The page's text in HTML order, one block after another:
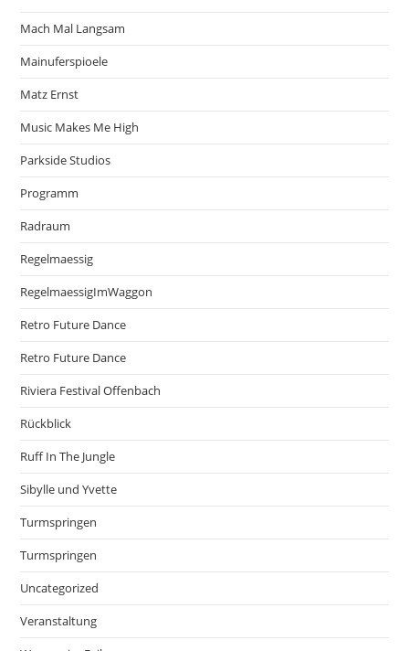
Mach Mal Langsam
Mainuferspioele
Matz Ernst
Music Makes Me High
Parkside Studios
Programm
Radraum
Regelmaessig
RegelmaessigImWaggon
Retro Future Dance
Retro Future Dance
Riviera Festival Offenbach
Rückblick
Ruff In The Jungle
Sibylle und Yvette
Turmspringen
Turmspringen
Uncategorized
Veranstaltung